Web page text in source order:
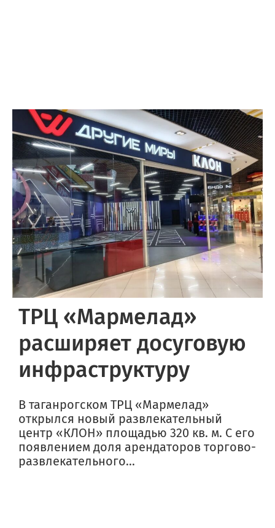
ТРЦ «Мармелад»
расширяет досуговую
инфраструктуру
В таганрогском ТРЦ «Мармелад»
открылся новый развлекательный
центр «КЛОН» площадью 320 кв. м. С его
появлением доля арендаторов торгово-
развлекательного...